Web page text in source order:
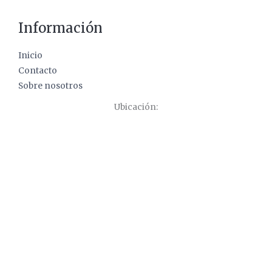
Información
Inicio
Contacto
Sobre nosotros
Ubicación: